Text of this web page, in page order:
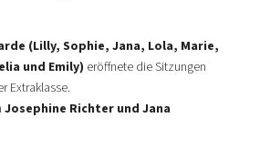
(Lilly, Sophie, Jana, Lola, Marie,
und Emily) eröffnete die Sitzungen
Extraklasse.
Josephine Richter und Jana